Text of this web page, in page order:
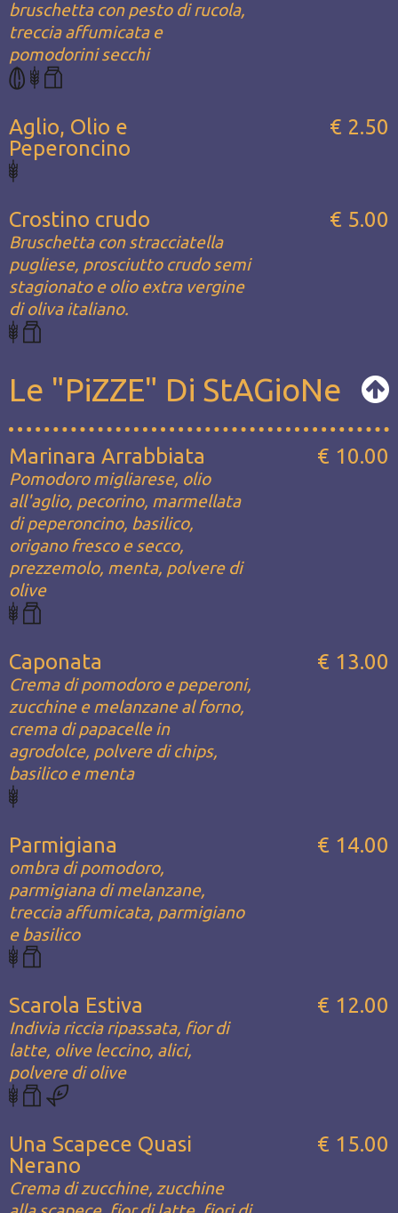
bruschetta con pesto di rucola,
treccia affumicata e
pomodorini secchi
Aglio, Olio e
Peperoncino
€ 2.50
Crostino crudo
Bruschetta con stracciatella
pugliese, prosciutto crudo semi
stagionato e olio extra vergine
di oliva italiano.
€ 5.00
Le "PiZZE" Di StAGioNe
Marinara Arrabbiata
Pomodoro migliarese, olio
all'aglio, pecorino, marmellata
di peperoncino, basilico,
origano fresco e secco,
prezzemolo, menta, polvere di
olive
€ 10.00
Caponata
Crema di pomodoro e peperoni,
zucchine e melanzane al forno,
crema di papacelle in
agrodolce, polvere di chips,
basilico e menta
€ 13.00
Parmigiana
ombra di pomodoro,
parmigiana di melanzane,
treccia affumicata, parmigiano
e basilico
€ 14.00
Scarola Estiva
Indivia riccia ripassata, fior di
latte, olive leccino, alici,
polvere di olive
€ 12.00
Una Scapece Quasi
Nerano
Crema di zucchine, zucchine
€ 15.00